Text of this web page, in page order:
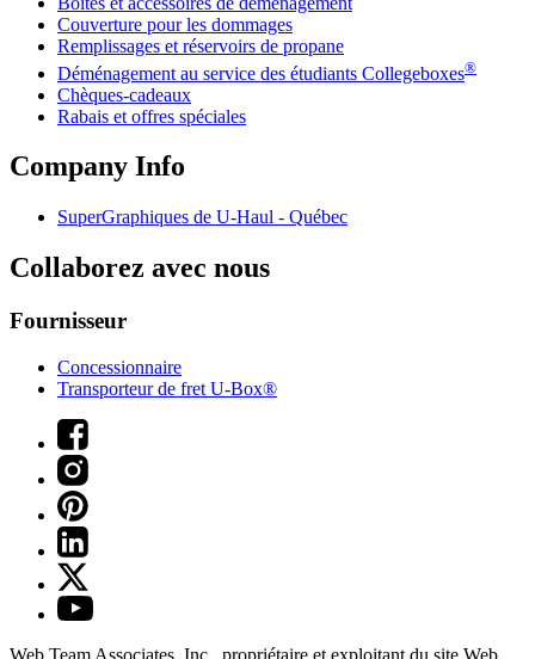
Couverture pour les dommages
Remplissages et réservoirs de propane
Déménagement au service des étudiants Collegeboxes®
Chèques-cadeaux
Rabais et offres spéciales
Company Info
SuperGraphiques de U-Haul - Québec
Collaborez avec nous
Fournisseur
Concessionnaire
Transporteur de fret U-Box®
Web Team Associates, Inc., propriétaire et exploitant du site Web.